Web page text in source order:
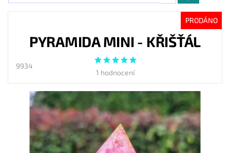
PRODÁNO
PYRAMIDA MINI - KŘIŠŤÁL
9934
1 hodnocení